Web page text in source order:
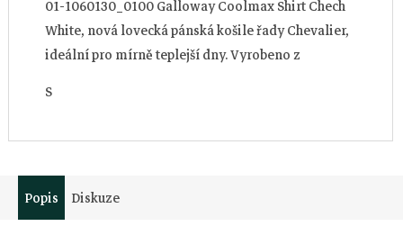
01-1060130_0100 Galloway Coolmax Shirt Chech
White, nová lovecká pánská košile řady Chevalier,
ideální pro mírně teplejší dny. Vyrobeno z
S
Popis Diskuze